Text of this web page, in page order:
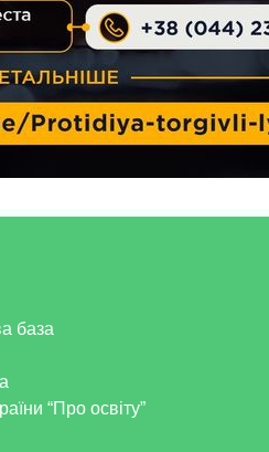
база
“Про освіту”